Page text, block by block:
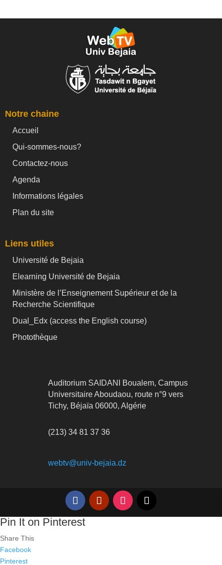
Notre chaine
Accueil
Qui-sommes-nous?
Contactez-nous
Agenda
Informations légales
Plan du site
Liens utiles
Université de Bejaia
Elearning Université de Bejaia
Ministère de l’Enseignement Supérieur et de la
Recherche Scientifique
Dual_Edx (access the English course)
Photothèque
Auditorium SAIDANI Boualem, Campus
Universitaire Aboudaou, route n°9 vers
Tichy, Béjaïa 06000, Algérie
(213) 34 81 37 36
webtv@univ-bejaia.dz
Pin It on Pinterest
Share This
Facebook
Pinterest